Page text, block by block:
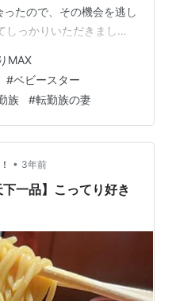
たので、その機会を逃し
しっかりいただきました
】【こってり】 ラーメン
麺 生麺 京都 京都市 京
ご当地 ギフト 冷蔵（B-
送料無料) (2023/10/6時
MAX
#ベビースター
族 #転勤族の妻
• 3年前
一品】こってり好き